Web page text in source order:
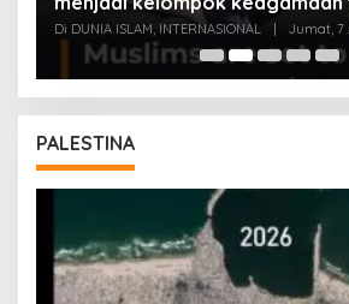
kedua di AS 2040 kalahkan
Di DUNIA ISLAM, INTERNASIONAL Jumat, 7
PALESTINA